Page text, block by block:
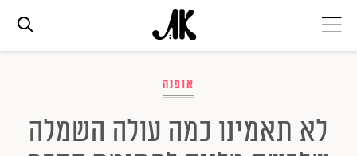
אג׳נדה
אופנה
אופנה
לא תאמינו כמה עולה השמלה